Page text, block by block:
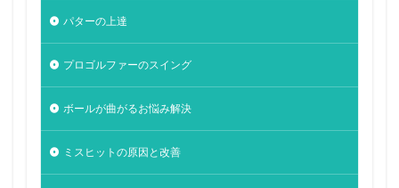
パターの上達
プロゴルファーのスイング
ボールが曲がるお悩み解決
ミスヒットの原因と改善